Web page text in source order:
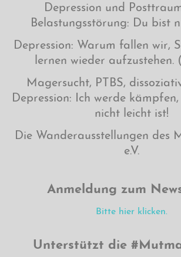
Depression und
Belastungsstörung: Du bist
Depression: Warum fallen wir,
lernen wieder aufzustehen.
Magersucht, PTBS,
Depression: Ich werde
nicht leicht ist!
Die Wanderausstellungen des
e.V.
Anmeldung zum
Bitte hier klicken.
Unterstützt die